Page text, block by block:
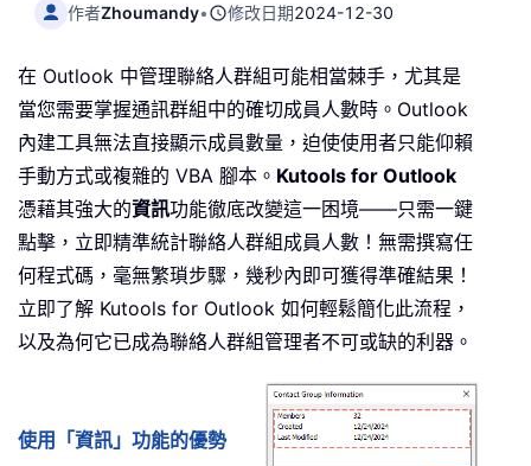
作者Zhoumandy• 修改日期2024-12-30
在 Outlook 中管理聯絡人群組可能相當棘手，尤其是
當您需要掌握通訊群組中的確切成員人數時。Outlook
內建工具無法直接顯示成員數量，迫使使用者只能仰賴
手動方式或複雜的 VBA 腳本。 Kutools for Outlook
憑藉其強大的資訊功能徹底改變這一困境——只需一鍵
點擊，立即精準統計聯絡人群組成員人數！無需撰寫任
何程式碼，毫無繁瑣步驟，幾秒內即可獲得準確結果！
立即了解 Kutools for Outlook 如何輕鬆簡化此流程，
以及為何它已成為聯絡人群組管理者不可或缺的利器。
使用「資訊」功能的優勢